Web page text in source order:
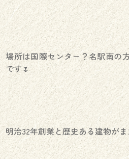
場所は国際センター？名駅南の
です🌷
明治32年創業と歴史ある建物が